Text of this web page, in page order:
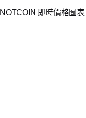
NOTCOIN 即時價格圖表